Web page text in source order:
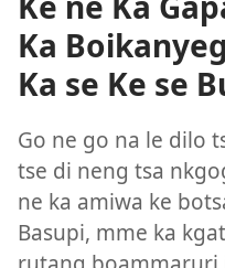
Ka
Ka se Ke se
Go ne go na le dilo
tse di neng tsa
ne ka amiwa ke
Basupi, mme ka